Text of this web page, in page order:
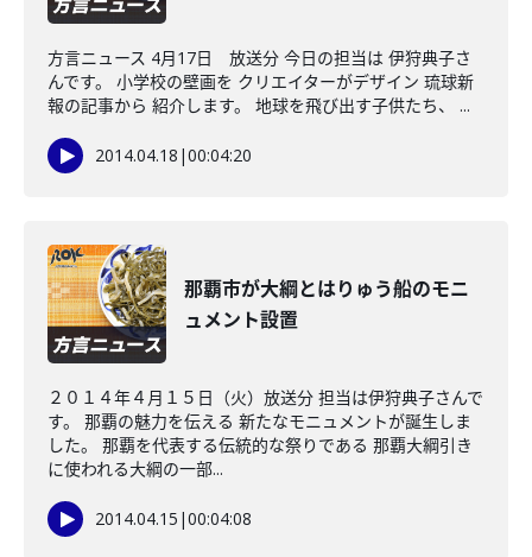
方言ニュース 4月17日 放送分 今日の担当は 伊狩典子さ
んです。 小学校の壁画を クリエイターがデザイン 琉球新
報の記事から 紹介します。 地球を飛び出す子供たち、 ...
2014.04.18 |00:04:20
那覇市が大綱とはりゅう船のモニ
ュメント設置
２０１４年４月１５日（火）放送分 担当は伊狩典子さんで
す。 那覇の魅力を伝える 新たなモニュメントが誕生しま
した。 那覇を代表する伝統的な祭りである 那覇大綱引き
に使われる大綱の一部...
2014.04.15 |00:04:08